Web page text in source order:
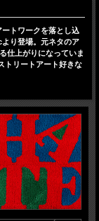
トワークを落とし込
り登場。元ネタのア
仕上がりになっていま
トリートアート好きな